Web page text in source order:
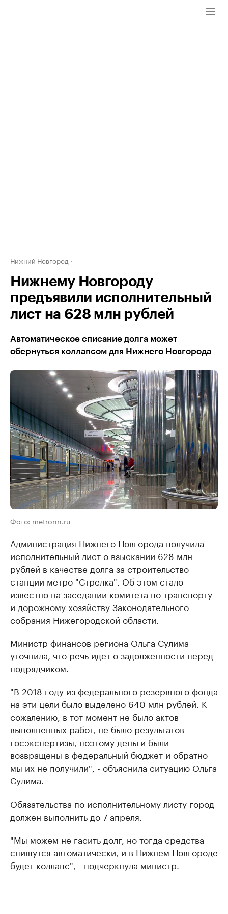
Нижний Новгород
Нижнему Новгороду
предъявили исполнительный
лист на 628 млн рублей
Автоматическое списание долга может
обернуться коллапсом для Нижнего Новгорода
Фото: metronn.ru
Администрация Нижнего Новгорода получила
исполнительный лист о взыскании 628 млн
рублей в качестве долга за строительство
станции метро "Стрелка". Об этом стало
известно на заседании комитета по транспорту
и дорожному хозяйству Законодательного
собрания Нижегородской области.
Министр финансов региона Ольга Сулима
уточнила, что речь идет о задолженности перед
подрядчиком.
"В 2018 году из федерального резервного фонда
на эти цели было выделено 640 млн рублей. К
сожалению, в тот момент не было актов
выполненных работ, не было результатов
госэкспертизы, поэтому деньги были
возвращены в федеральный бюджет и обратно
мы их не получили", - объяснила ситуацию Ольга
Сулима.
Обязательства по исполнительному листу город
должен выполнить до 7 апреля.
"Мы можем не гасить долг, но тогда средства
спишутся автоматически, и в Нижнем Новгороде
будет коллапс", - подчеркнула министр.